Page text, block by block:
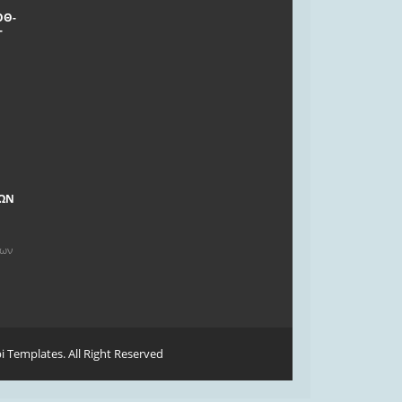
Templates. All Right Reserved